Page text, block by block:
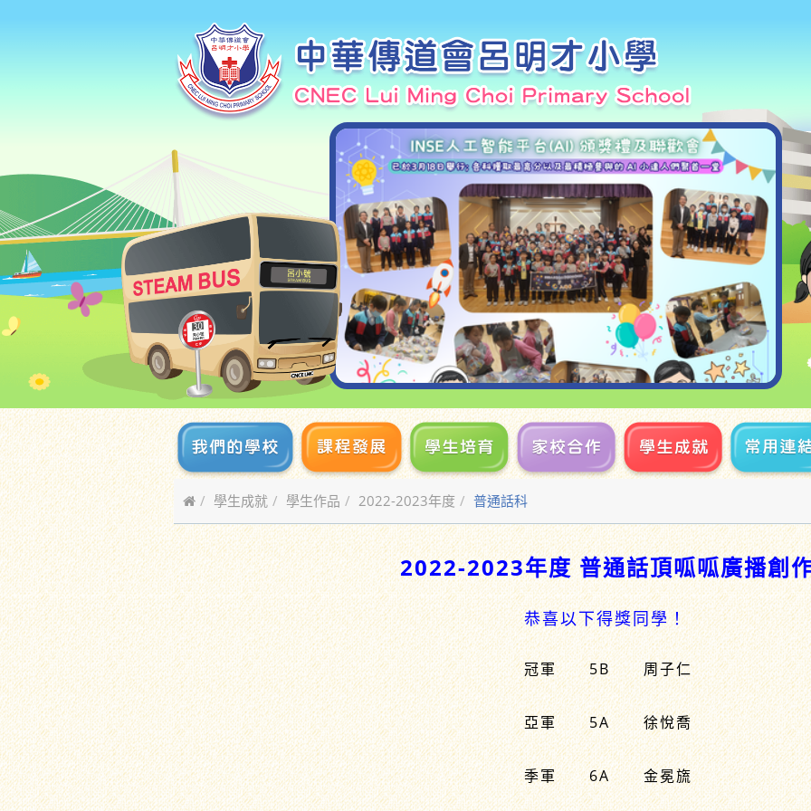
學生成就 學生作品 2022-2023年度 普通話科
2022-2023年度 普通話頂呱呱廣播創
恭喜以下得獎同學！
冠軍 5B 周子仁
亞軍 5A 徐悅喬
季軍 6A 金冕旒